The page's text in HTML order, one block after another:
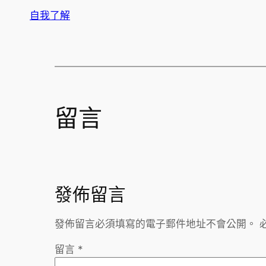
自我了解
留言
發佈留言
發佈留言必須填寫的電子郵件地址不會公開。
留言 *